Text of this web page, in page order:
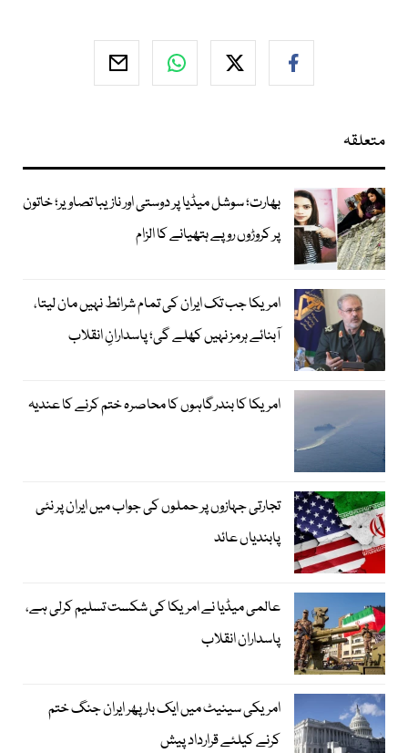
متعلقہ
بھارت؛ سوشل میڈیا پر دوستی اور نازیبا تصاویر؛ خاتون
پر کروڑوں روپے ہتھیانے کا الزام
امریکا جب تک ایران کی تمام شرائط نہیں مان لیتا،
آبنائے ہرمز نہیں کھلے گی؛ پاسدارانِ انقلاب
امریکا کا بندرگاہوں کا محاصرہ ختم کرنے کا عندیہ
تجارتی جہازوں پر حملوں کی جواب میں ایران پر نئی
پابندیاں عائد
عالمی میڈیا نے امریکا کی شکست تسلیم کرلی ہے،
پاسداران انقلاب
امریکی سینیٹ میں ایک بار پھر ایران جنگ ختم
کرنے کیلئے قرارداد پیش